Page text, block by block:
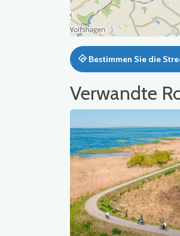
Bestimmen Sie die
Verwandte